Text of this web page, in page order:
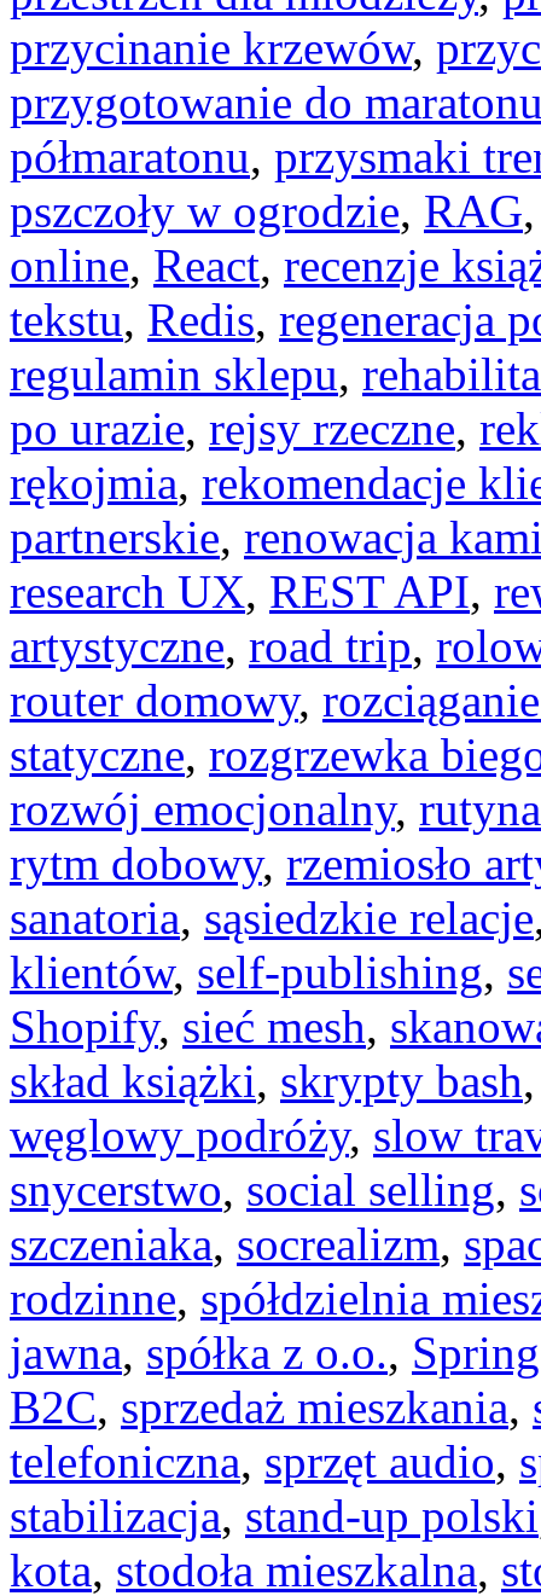
przycinanie krzewów,
przygotowanie do
półmaratonu, przysmaki
pszczoły w ogrodzie, RAG
online, React, recenzje
tekstu, Redis, regeneracja
regulamin sklepu,
po urazie, rejsy rzeczne,
rękojmia, rekomendacje
partnerskie, renowacja
research UX, REST API,
artystyczne, road trip,
router domowy,
statyczne, rozgrzewka
rozwój emocjonalny,
rytm dobowy, rzemiosło
sanatoria, sąsiedzkie relacje
klientów, self-publishing,
Shopify, sieć mesh,
skład książki, skrypty bash
węglowy podróży, slow
snycerstwo, social selling,
szczeniaka, socrealizm,
rodzinne, spółdzielnia
jawna, spółka z o.o.,
B2C, sprzedaż mieszkania,
telefoniczna, sprzęt audio,
stabilizacja, stand-up polski
kota, stodoła mieszkalna,